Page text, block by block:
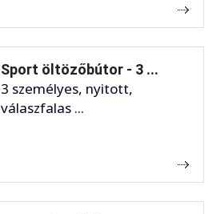
Sport öltözőbútor - 3 ...
3 személyes, nyitott,
válaszfalas ...